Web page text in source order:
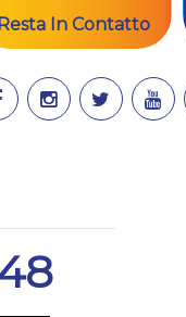
In Contatto